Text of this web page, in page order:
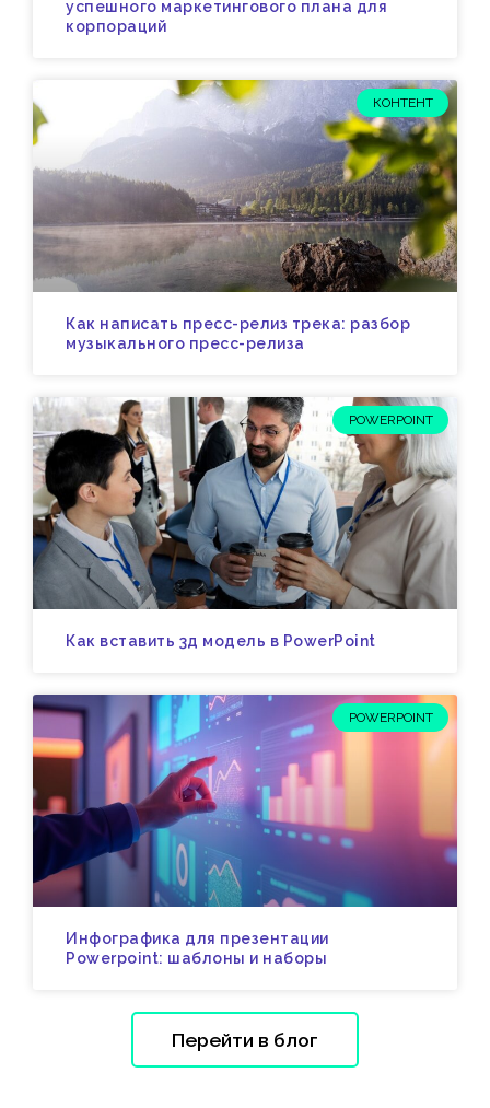
успешного маркетингового плана для
корпораций
КОНТЕНТ
Как написать пресс-релиз трека: разбор
музыкального пресс-релиза
POWERPOINT
Как вставить 3д модель в PowerPoint
POWERPOINT
Инфографика для презентации
Powerpoint: шаблоны и наборы
Перейти в блог